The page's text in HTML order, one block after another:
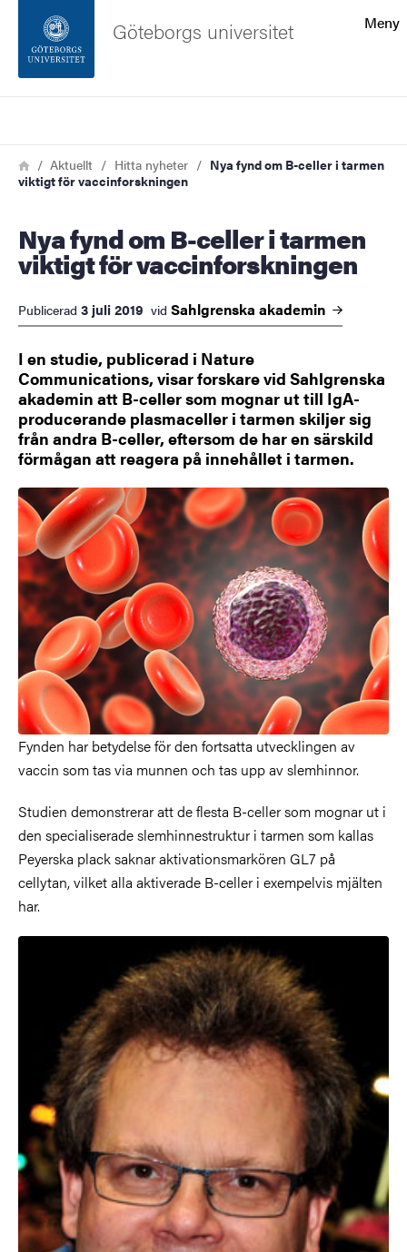
Sidfoten
Om webbplatsen
Meny
Göteborgs universitet
Länkstig
HemAktuellt Hitta nyheter
Nya fynd om B-celler i tarmen
viktigt för vaccinforskningen
Nya fynd om B-celler i tarmen
viktigt för vaccinforskningen
Publicerad 3 juli 2019 vid Sahlgrenska akademin
I en studie, publicerad i Nature
Communications, visar forskare vid Sahlgrenska
akademin att B-celler som mognar ut till IgA-
producerande plasmaceller i tarmen skiljer sig
från andra B-celler, eftersom de har en särskild
förmågan att reagera på innehållet i tarmen.
Fynden har betydelse för den fortsatta utvecklingen av
vaccin som tas via munnen och tas upp av slemhinnor.
Studien demonstrerar att de flesta B-celler som mognar ut i
den specialiserade slemhinnestruktur i tarmen som kallas
Peyerska plack saknar aktivationsmarkören GL7 på
cellytan, vilket alla aktiverade B-celler i exempelvis mjälten
har.